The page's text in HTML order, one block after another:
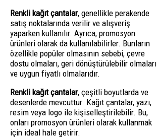
Renkli kağıt çantalar, genellikle perakende
satış noktalarında verilir ve alışveriş
yaparken kullanılır. Ayrıca, promosyon
ürünleri olarak da kullanılabilirler. Bunların
özellikle popüler olmasının sebebi, çevre
dostu olmaları, geri dönüştürülebilir olmaları
ve uygun fiyatlı olmalarıdır.
Renkli kağıt çantalar, çeşitli boyutlarda ve
desenlerde mevcuttur. Kağıt çantalar, yazı,
resim veya logo ile kişiselleştirilebilir. Bu,
onları promosyon ürünleri olarak kullanmak
için ideal hale getirir.